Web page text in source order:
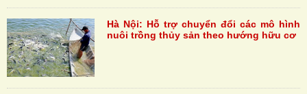
Hà Nội: Hỗ trợ chuyển đổi các mô hình
nuôi trồng thủy sản theo hướng hữu cơ